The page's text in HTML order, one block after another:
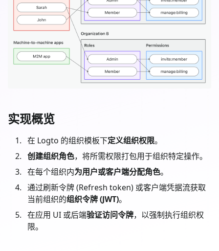
实现概览
在 Logto 的组织模板下定义组织权限。
创建组织角色，将所需权限打包用于组织特定操作。
在每个组织内为用户或客户端分配角色。
通过刷新令牌 (Refresh token) 或客户端凭据流获取
当前组织的组织令牌 (JWT)。
在应用 UI 或后端验证访问令牌，以强制执行组织权
限。